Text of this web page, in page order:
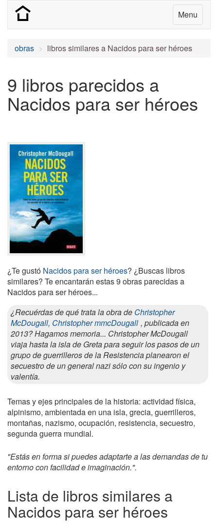
Menu
obras libros similares a Nacidos para ser héroes
9 libros parecidos a
Nacidos para ser héroes
¿Te gustó Nacidos para ser héroes? ¿Buscas libros
similares? Te encantarán estas 9 obras parecidas a
Nacidos para ser héroes...
¿Recuérdas de qué trata la obra de Christopher
McDougall, Christopher mmcDougall , publicada en
2013? Hagamos memoria... Christopher McDougall
viaja hasta la isla de Greta para seguir los pasos de un
grupo de guerrilleros de la Resistencia planearon el
secuestro de un general nazi sólo con su ingenio y
valentía.
Temas y ejes principales de la historia: actividad física,
alpinismo, ambientada en una isla, grecia, guerrilleros,
montañas, nazismo, ocupación, resistencia, secuestro,
segunda guerra mundial.
"Estás en forma si puedes adaptarte a las demandas de tu
entorno con facilidad e imaginación.".
Lista de libros similares a
Nacidos para ser héroes